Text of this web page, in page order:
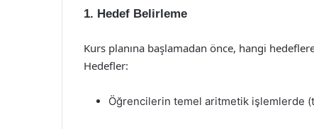
1. Hedef Belirleme
Kurs planına başlamadan önce, hangi
Hedefler:
Öğrencilerin temel aritmetik işlemlerde